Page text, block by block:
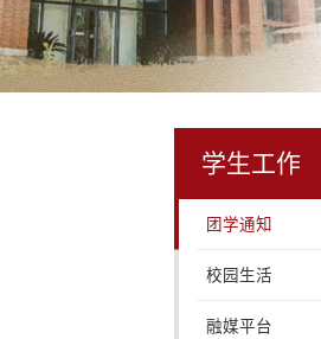
学生工作
团学通知
校园生活
融媒平台